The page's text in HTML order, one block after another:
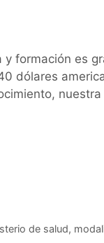
formación es
dólares
de salud,